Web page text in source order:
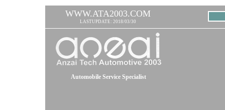
WWW.ATA2003.COM
LASTUPDATE: 2018/03/30
Automobile Service Specialist